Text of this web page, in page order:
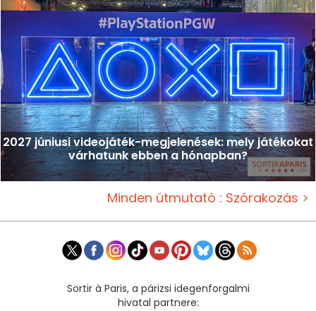
2027 júniusi videojáték-megjelenések: mely játékokat
várhatunk ebben a hónapban?
Minden útmutató : Szórakozás >
Sortir à Paris, a párizsi idegenforgalmi
hivatal partnere: